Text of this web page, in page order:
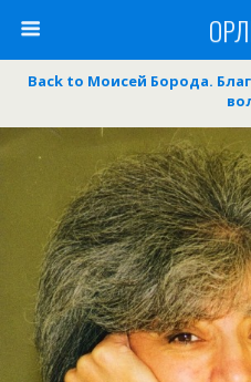
Back to Моисей Борода.